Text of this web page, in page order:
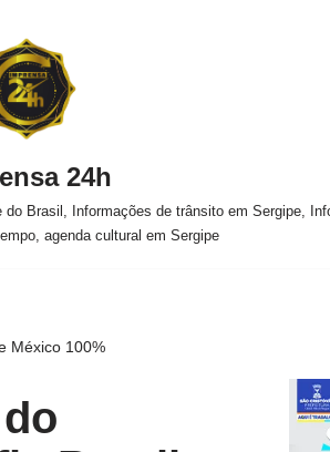
24h
Brasil, Informações de trânsito em Sergipe,
agenda cultural em Sergipe
México 100%